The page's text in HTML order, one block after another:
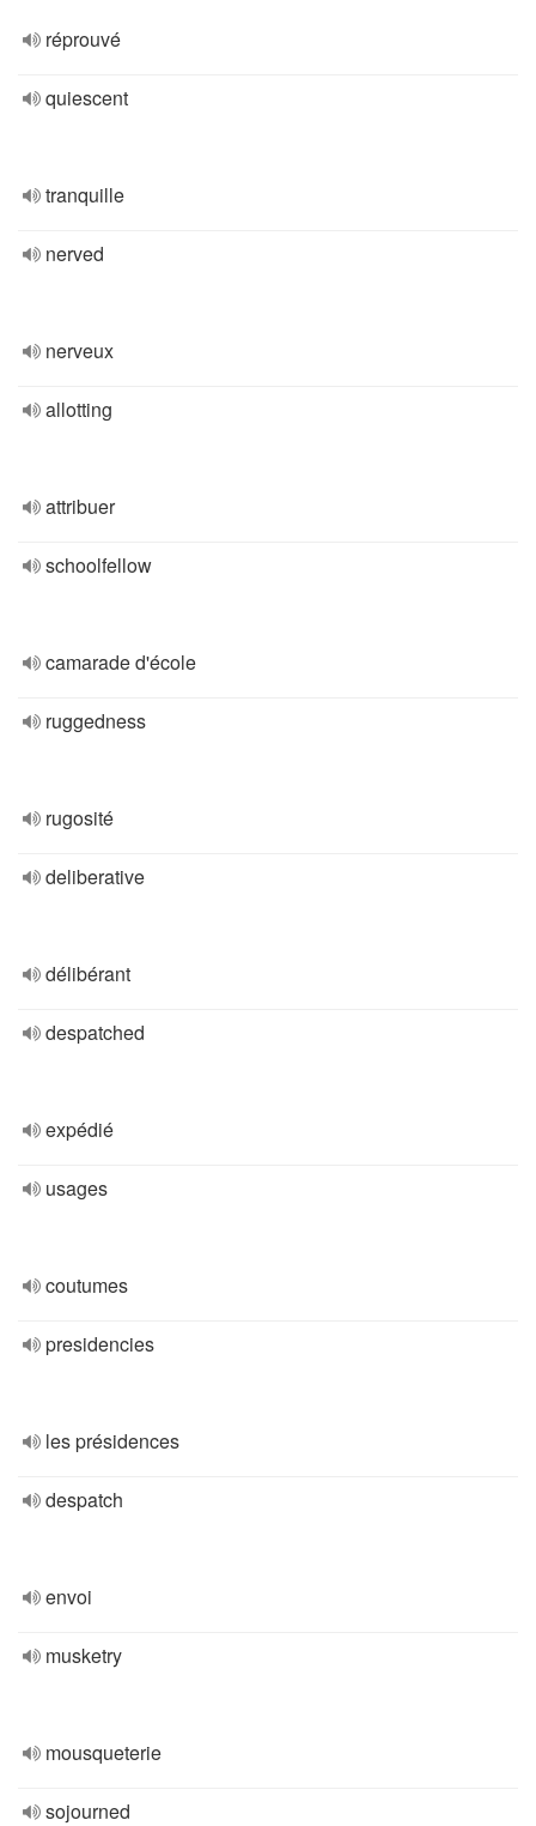
réprouvé
quiescent
tranquille
nerved
nerveux
allotting
attribuer
schoolfellow
camarade d'école
ruggedness
rugosité
deliberative
délibérant
despatched
expédié
usages
coutumes
presidencies
les présidences
despatch
envoi
musketry
mousqueterie
sojourned